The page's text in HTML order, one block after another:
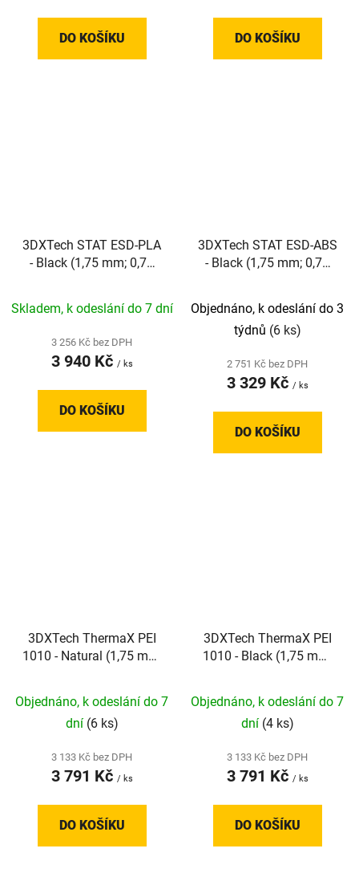
DO KOŠÍKU DO KOŠÍKU
3DXTech STAT ESD-PLA
- Black (1,75 mm; 0,75
Skladem, k odeslání do 7 dní
3 256 Kč bez DPH
3 940 Kč / ks
DO KOŠÍKU
3DXTech STAT ESD-ABS
- Black (1,75 mm; 0,75
Objednáno, k odeslání do 3
týdnů (6 ks)
2 751 Kč bez DPH
3 329 Kč / ks
DO KOŠÍKU
3DXTech ThermaX PEI
1010 - Natural (1,75 mm;
Objednáno, k odeslání do 7
dní (6 ks)
3 133 Kč bez DPH
3 791 Kč / ks
DO KOŠÍKU
3DXTech ThermaX PEI
1010 - Black (1,75 mm;
Objednáno, k odeslání do 7
dní (4 ks)
3 133 Kč bez DPH
3 791 Kč / ks
DO KOŠÍKU